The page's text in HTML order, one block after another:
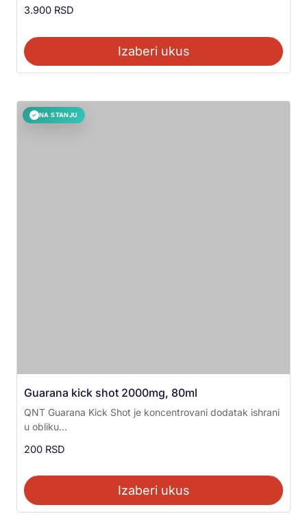
3.900 RSD
Izaberi ukus
✓ NA STANJU
Guarana kick shot 2000mg, 80ml
QNT Guarana Kick Shot je koncentrovani dodatak ishrani
u obliku...
200 RSD
Izaberi ukus